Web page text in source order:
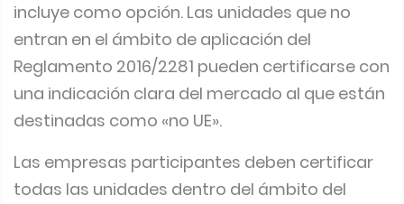
incluye como opción. Las unidades que no
entran en el ámbito de aplicación del
Reglamento 2016/2281 pueden certificarse con
una indicación clara del mercado al que están
destinadas como «no UE».
Las empresas participantes deben certificar
todas las unidades dentro del ámbito del